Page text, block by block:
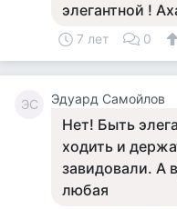
элегантной !
7 лет 0
ЭС Эдуард Самойлов
Нет! Быть
ходить и
завидовали. А
любая